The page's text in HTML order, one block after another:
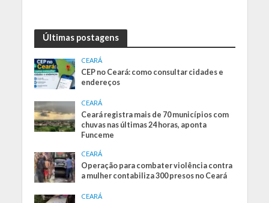
Últimas postagens
CEARÁ
CEP no Ceará: como consultar cidades e
endereços
CEARÁ
Ceará registra mais de 70 municípios com
chuvas nas últimas 24 horas, aponta
Funceme
CEARÁ
Operação para combater violência contra
a mulher contabiliza 300 presos no Ceará
CEARÁ